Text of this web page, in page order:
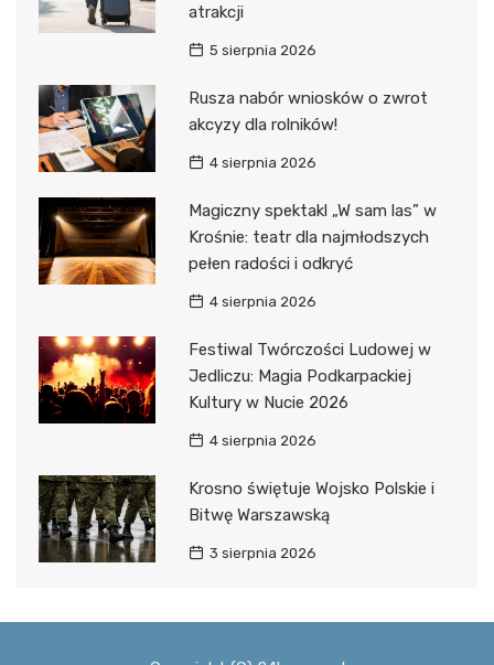
atrakcji
5 sierpnia 2026
Rusza nabór wniosków o zwrot
akcyzy dla rolników!
4 sierpnia 2026
Magiczny spektakl „W sam las” w
Krośnie: teatr dla najmłodszych
pełen radości i odkryć
4 sierpnia 2026
Festiwal Twórczości Ludowej w
Jedliczu: Magia Podkarpackiej
Kultury w Nucie 2026
4 sierpnia 2026
Krosno świętuje Wojsko Polskie i
Bitwę Warszawską
3 sierpnia 2026